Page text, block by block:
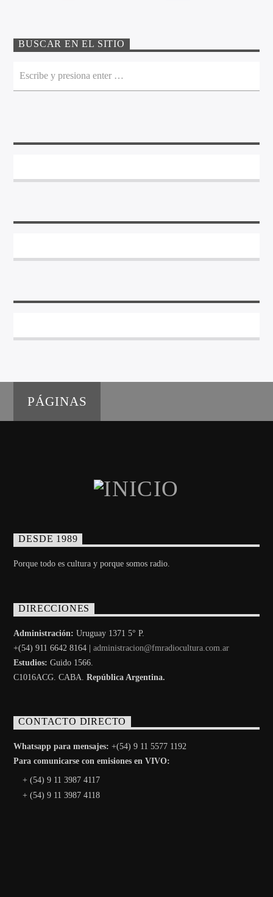
BUSCAR EN EL SITIO
PÁGINAS
DESDE 1989
Porque todo es cultura y porque somos radio.
DIRECCIONES
Administración: Uruguay 1371 5° P.
+(54) 911 6642 8164 |administracion@fmradiocultura.com.ar
Estudios: Guido 1566.
C1016ACG . CABA.República Argentina.
CONTACTO DIRECTO
Whatsapp para mensajes: +(54) 9 11 5577 1192
Para comunicarse con emisiones en VIVO:
+ (54) 9 11 3987 4117
+ (54) 9 11 3987 4118